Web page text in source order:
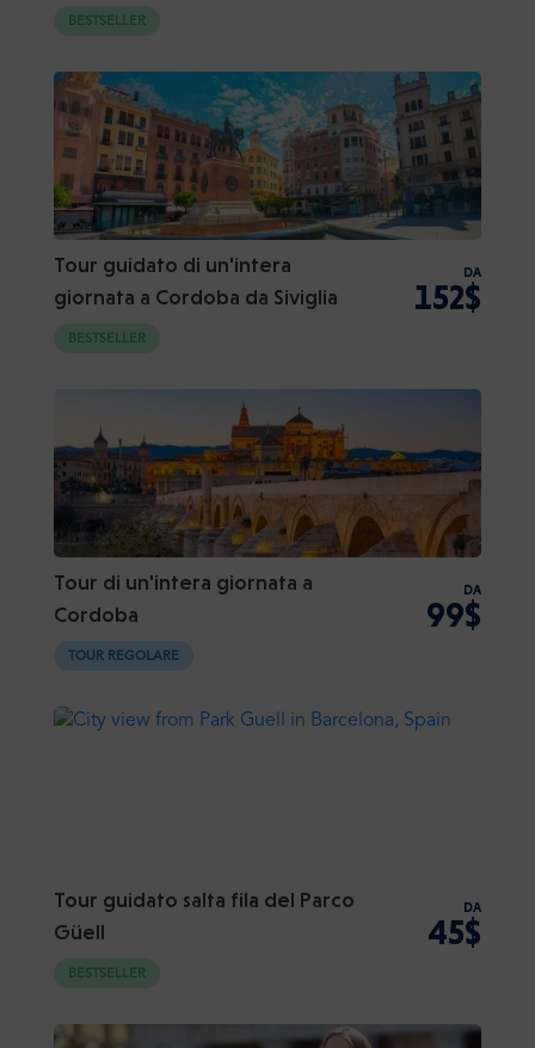
BESTSELLER
Tour guidato di un'intera
giornata a Cordoba da Siviglia
DA
152$
BESTSELLER
Tour di un'intera giornata a
Cordoba
DA
99$
TOUR REGOLARE
Tour guidato salta fila del Parco
Güell
DA
45$
BESTSELLER